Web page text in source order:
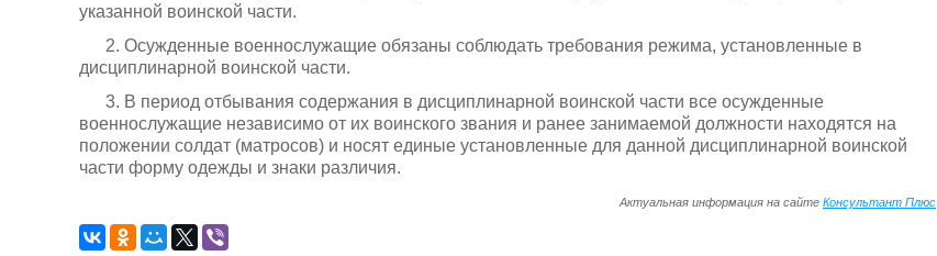
указанной воинской части.
2. Осужденные военнослужащие обязаны соблюдать требования режима, установленные в
дисциплинарной воинской части.
3. В период отбывания содержания в дисциплинарной воинской части все осужденные
военнослужащие независимо от их воинского звания и ранее занимаемой должности находятся на
положении солдат (матросов) и носят единые установленные для данной дисциплинарной воинской
части форму одежды и знаки различия.
Актуальная информация на сайте Консультант Плюс